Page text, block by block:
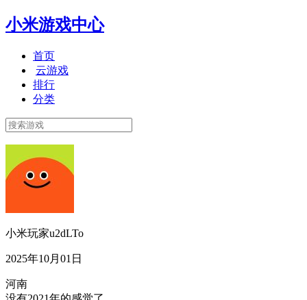
小米游戏中心
首页
云游戏
排行
分类
小米玩家u2dLTo
2025年10月01日
河南